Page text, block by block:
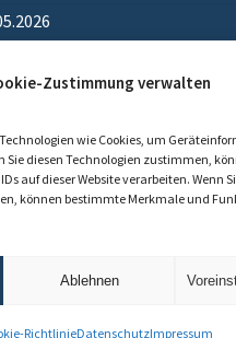
Zustimmung verwalten
wie Cookies, um
Sie diesen Technologien zustimmen,
auf dieser Website verarbeiten. Wenn
können bestimmte Merkmale und
Ablehnen
RichtlinieDatenschutzImpressum